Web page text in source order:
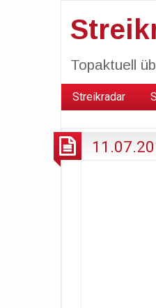
Topaktuell
Streikradar